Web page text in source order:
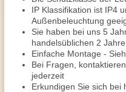
IP Klassifikation ist IP4
Außenbeleuchtung
Sie haben bei uns 5
handelsüblichen 2 Jahre
Einfache Montage -
Bei Fragen,
jederzeit
Erkundigen Sie sich bei